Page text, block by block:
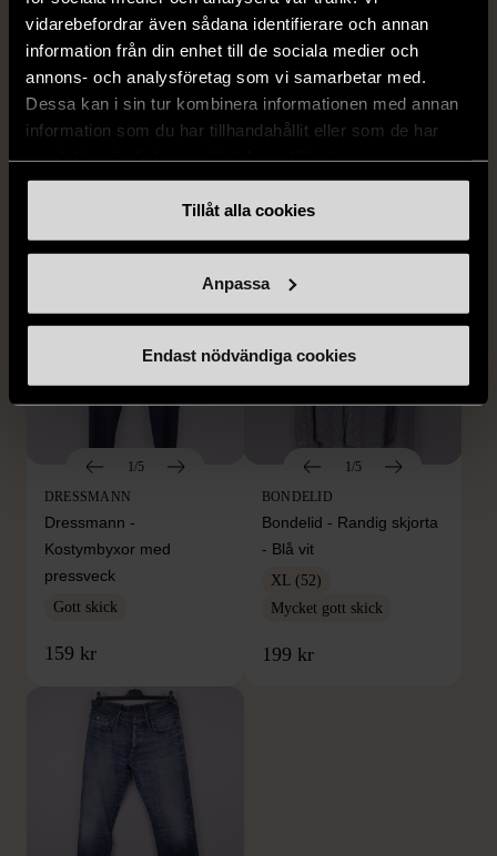
vidarebefordrar även sådana identifierare och annan
information från din enhet till de sociala medier och
annons- och analysföretag som vi samarbetar med.
Dessa kan i sin tur kombinera informationen med annan
information som du har tillhandahållit eller som de har
Tillåt alla cookies
Anpassa
Endast nödvändiga cookies
1/5
BY TEESHOPPEN
By TeeShoppen 2-delar
mörkblå kostym
XXL (54) Nytt skick
1/5
HILDITCH & KEY
Hilditch & Key linneskjorta
med bröstficka
Mycket gott skick
399 kr
1/5
DRESSMANN
Dressmann -
Kostymbyxor med
pressveck
Gott skick
159 kr
1/5
BONDELID
Bondelid - Randig skjorta
- Blå vit
XL (52)
Mycket gott skick
199 kr